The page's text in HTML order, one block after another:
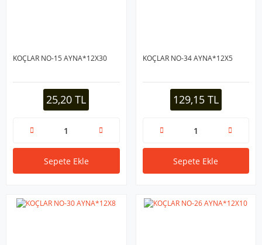
KOÇLAR NO-15 AYNA*12X30
25,20 TL
Sepete Ekle
KOÇLAR NO-34 AYNA*12X5
129,15 TL
Sepete Ekle